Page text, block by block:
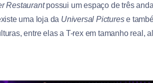
Restaurantpossui um espaço de três
uma loja da Universal Picturese
entre elas a T-rex em tamanho real,